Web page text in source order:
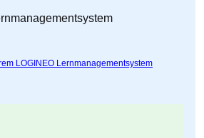
LOGINEO Lernmanagementsystem